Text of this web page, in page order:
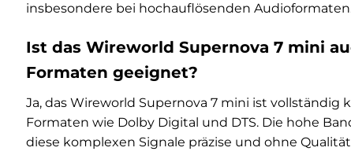
insbesondere bei hochauflösenden
Ist das Wireworld Supernova 7 mini
Formaten geeignet?
Ja, das Wireworld Supernova 7 mini ist
Formaten wie Dolby Digital und DTS. Die hohe
diese komplexen Signale präzise und ohne